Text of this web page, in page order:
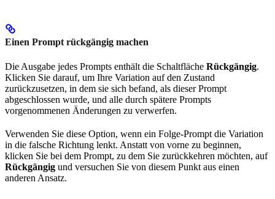
Einen Prompt rückgängig machen
Die Ausgabe jedes Prompts enthält die Schaltfläche Rückgängig.
Klicken Sie darauf, um Ihre Variation auf den Zustand
zurückzusetzen, in dem sie sich befand, als dieser Prompt
abgeschlossen wurde, und alle durch spätere Prompts
vorgenommenen Änderungen zu verwerfen.
Verwenden Sie diese Option, wenn ein Folge-Prompt die Variation
in die falsche Richtung lenkt. Anstatt von vorne zu beginnen,
klicken Sie bei dem Prompt, zu dem Sie zurückkehren möchten, auf
Rückgängig und versuchen Sie von diesem Punkt aus einen
anderen Ansatz.